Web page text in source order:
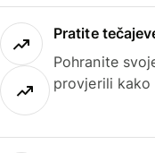
Pratite
Pohranite
provjerili kako